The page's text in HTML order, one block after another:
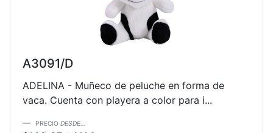
A3091/D
ADELINA - Muñeco de peluche en forma de
vaca. Cuenta con playera a color para i...
PRECIO DESDE...